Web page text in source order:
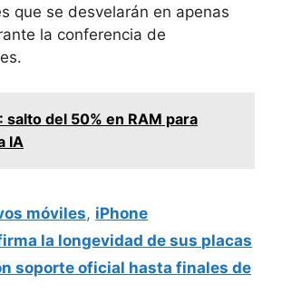
que se desvelarán en apenas
la conferencia de
salto del 50% en RAM para
IA
móviles, iPhone
la longevidad de sus placas
soporte oficial hasta finales de